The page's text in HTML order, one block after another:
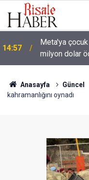
13:40 Çile çekilen
Anasayfa Güncel
kahramanlığını oynadı